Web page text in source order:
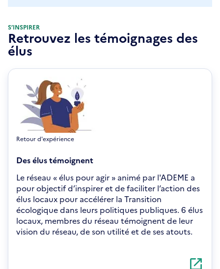
S’INSPIRER
Retrouvez les témoignages des
élus
Retour d'expérience
Des élus témoignent
Le réseau « élus pour agir » animé par l'ADEME a
pour objectif d’inspirer et de faciliter l’action des
élus locaux pour accélérer la Transition
écologique dans leurs politiques publiques. 6 élus
locaux, membres du réseau témoignent de leur
vision du réseau, de son utilité et de ses atouts.